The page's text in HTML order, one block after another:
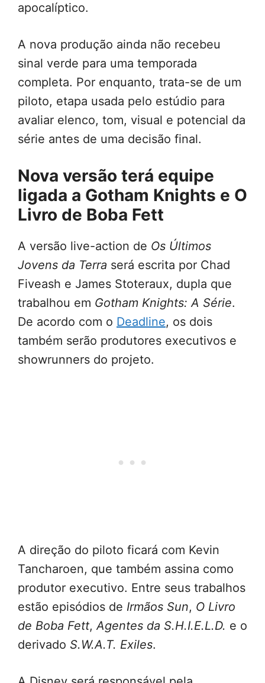
apocalíptico.
A nova produção ainda não recebeu
sinal verde para uma temporada
completa. Por enquanto, trata-se de um
piloto, etapa usada pelo estúdio para
avaliar elenco, tom, visual e potencial da
série antes de uma decisão final.
Nova versão terá equipe
ligada a Gotham Knights e O
Livro de Boba Fett
A versão live-action de Os Últimos
Jovens da Terra será escrita por Chad
Fiveash e James Stoteraux, dupla que
trabalhou em Gotham Knights: A Série.
De acordo com o Deadline, os dois
também serão produtores executivos e
showrunners do projeto.
A direção do piloto ficará com Kevin
Tancharoen, que também assina como
produtor executivo. Entre seus trabalhos
estão episódios de Irmãos Sun, O Livro
de Boba Fett,Agentes da S.H.I.E.L.D. e o
derivado S.W.A.T. Exiles.